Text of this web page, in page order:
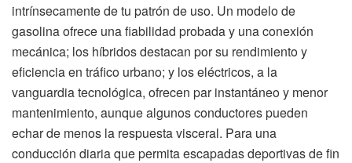
intrínsecamente de tu patrón de uso. Un modelo de
gasolina ofrece una fiabilidad probada y una conexión
mecánica; los híbridos destacan por su rendimiento y
eficiencia en tráfico urbano; y los eléctricos, a la
vanguardia tecnológica, ofrecen par instantáneo y menor
mantenimiento, aunque algunos conductores pueden
echar de menos la respuesta visceral. Para una
conducción diaria que permita escapadas deportivas de fin